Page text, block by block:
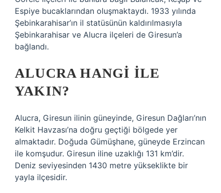
Espiye bucaklarından oluşmaktaydı. 1933 yılında
Şebinkarahisar’ın il statüsünün kaldırılmasıyla
Şebinkarahisar ve Alucra ilçeleri de Giresun’a
bağlandı.
ALUCRA HANGI ILE
YAKIN?
Alucra, Giresun ilinin güneyinde, Giresun Dağları’nın
Kelkit Havzası’na doğru geçtiği bölgede yer
almaktadır. Doğuda Gümüşhane, güneyde Erzincan
ile komşudur. Giresun iline uzaklığı 131 km’dir.
Deniz seviyesinden 1430 metre yükseklikte bir
yayla ilçesidir.